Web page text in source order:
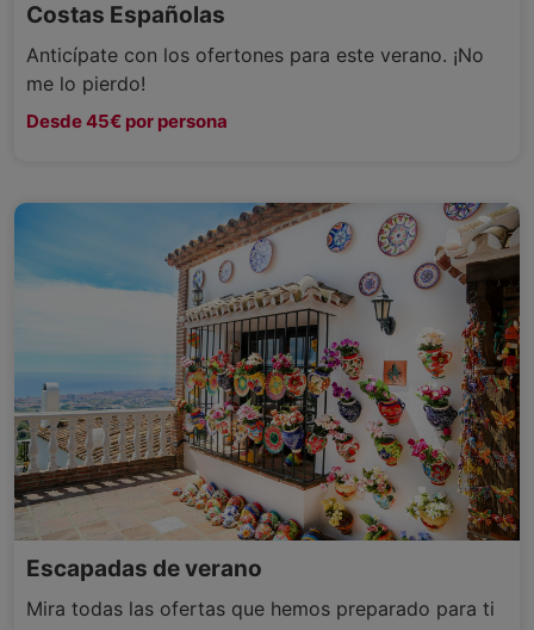
Costas Españolas
Anticípate con los ofertones para este verano. ¡No
me lo pierdo!
Desde 45€ por persona
Escapadas de verano
Mira todas las ofertas que hemos preparado para ti